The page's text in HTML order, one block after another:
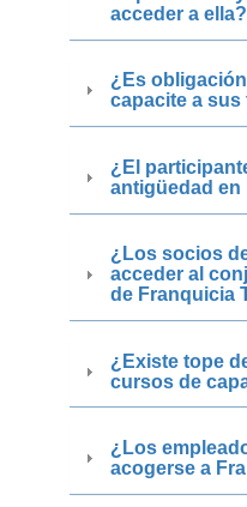
acceder a ella?
¿Es
capacite a sus
¿El
antigüedad en
¿Los socios
acceder al
de Franquicia
¿Existe tope
cursos de
¿Los
acogerse a